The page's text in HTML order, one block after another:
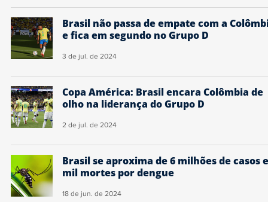
Brasil não passa de empate com a
e fica em segundo no Grupo D
3 de jul. de 2024
Copa América: Brasil encara Colômbia de
olho na liderança do Grupo D
2 de jul. de 2024
Brasil se aproxima de 6 milhões de casos
mil mortes por dengue
18 de jun. de 2024